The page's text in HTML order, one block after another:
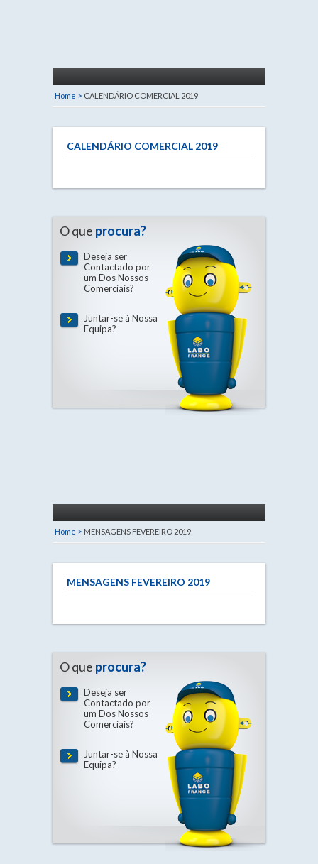
Home > CALENDÁRIO COMERCIAL 2019
CALENDÁRIO COMERCIAL 2019
O que procura?
Deseja ser
Contactado por
um Dos Nossos
Comerciais?
Juntar-se à Nossa
Equipa?
Home > MENSAGENS FEVEREIRO 2019
MENSAGENS FEVEREIRO 2019
O que procura?
Deseja ser
Contactado por
um Dos Nossos
Comerciais?
Juntar-se à Nossa
Equipa?